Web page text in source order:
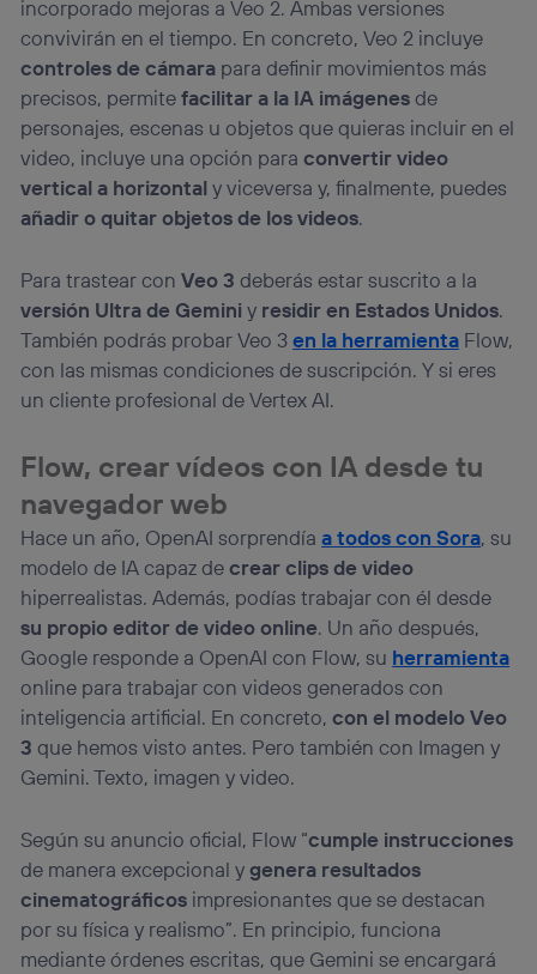
incorporado mejoras a Veo 2. Ambas versiones
convivirán en el tiempo. En concreto, Veo 2 incluye
controles de cámara para definir movimientos más
precisos, permitefacilitar a la IA imágenesde
personajes, escenas u objetos que quieras incluir en el
video, incluye una opción paraconvertir video
vertical a horizontaly viceversa y, finalmente, puedes
añadir o quitar objetos de los videos.
Para trastear conVeo 3 deberás estar suscrito a la
versión Ultra de Gemini y residir en Estados Unidos.
También podrás probar Veo 3en la herramienta Flow,
con las mismas condiciones de suscripción. Y si eres
un cliente profesional de Vertex AI.
Flow, crear vídeos con IA desde tu
navegador web
Hace un año, OpenAI sorprendíaa todos con Sora, su
modelo de IA capaz decrear clips de video
hiperrealistas. Además, podías trabajar con él desde
su propio editor de video online. Un año después,
Google responde a OpenAI con Flow, su herramienta
online para trabajar con videos generados con
inteligencia artificial. En concreto,con el modelo Veo
3 que hemos visto antes. Pero también con Imagen y
Gemini. Texto, imagen y video.
Según su anuncio oficial, Flow “cumple instrucciones
de manera excepcional ygenera resultados
cinematográficos impresionantes que se destacan
por su física y realismo”. En principio, funciona
mediante órdenes escritas, que Gemini se encargará